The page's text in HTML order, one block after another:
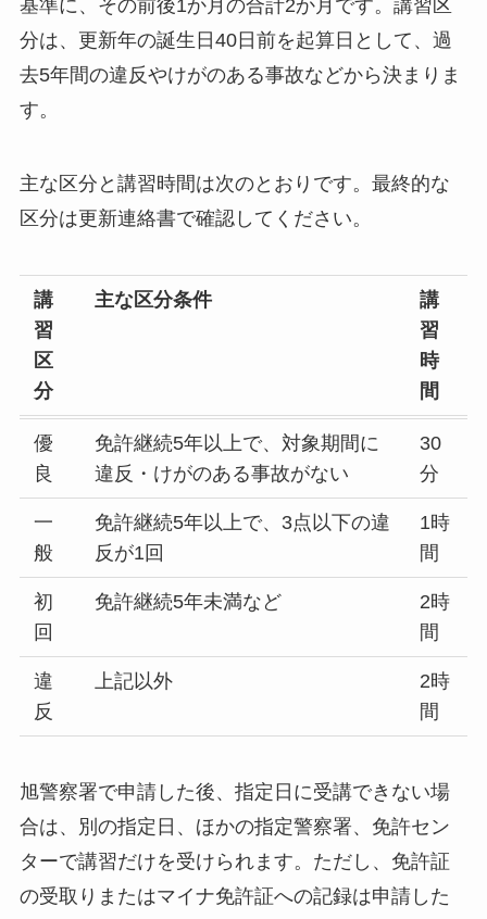
基準に、その前後1か月の合計2か月です。講習区
分は、更新年の誕生日40日前を起算日として、過
去5年間の違反やけがのある事故などから決まりま
す。
主な区分と講習時間は次のとおりです。最終的な
区分は更新連絡書で確認してください。
講
習
区
分
主な区分条件
講
習
時
間
優
良
免許継続5年以上で、対象期間に
違反・けがのある事故がない
30
分
一
般
免許継続5年以上で、3点以下の違
反が1回
1時
間
初
回
免許継続5年未満など
2時
間
違
反
上記以外
2時
間
旭警察署で申請した後、指定日に受講できない場
合は、別の指定日、ほかの指定警察署、免許セン
ターで講習だけを受けられます。ただし、免許証
の受取りまたはマイナ免許証への記録は申請した